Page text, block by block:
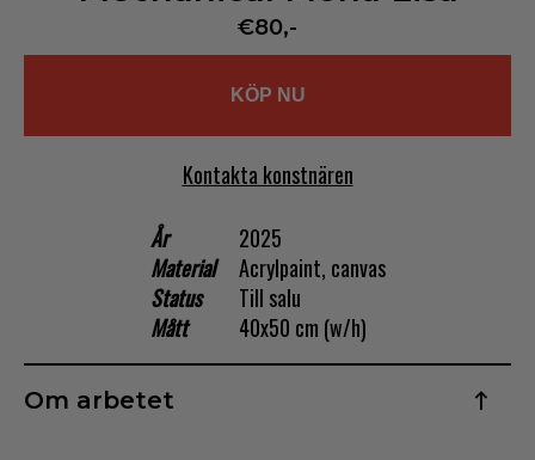
Русский
Français
Ελληνικά
Dansk
Norsk
€80,-
KÖP NU
Kontakta konstnären
År
2025
Material
Acrylpaint, canvas
Status
Till salu
Mått
40x50 cm (w/h)
Om arbetet